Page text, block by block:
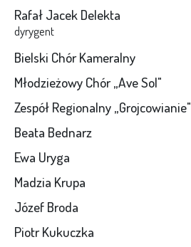
Rafał Jacek Delekta
dyrygent
Bielski Chór Kameralny
Młodzieżowy Chór „Ave Sol"
Zespół Regionalny „Grojcowianie"
Beata Bednarz
Ewa Uryga
Madzia Krupa
Józef Broda
Piotr Kukuczka